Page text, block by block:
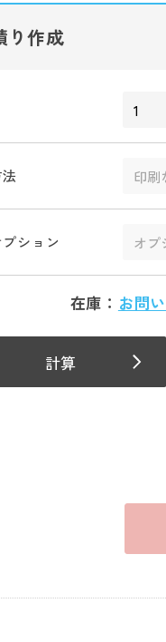
り作成
ション
在庫： お問
計算